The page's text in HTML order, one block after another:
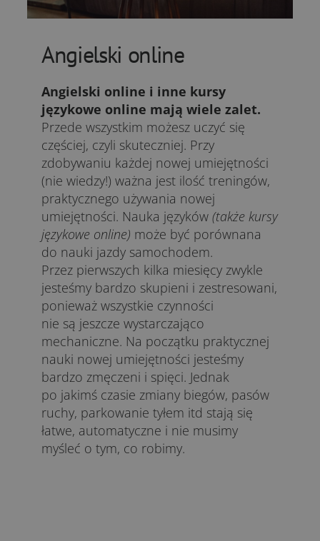
Angielski online
Angielski online i inne kursy
językowe online mają wiele zalet.
Przede wszystkim możesz uczyć się
częściej, czyli skuteczniej. Przy
zdobywaniu każdej nowej umiejętności
(nie wiedzy!) ważna jest ilość treningów,
praktycznego używania nowej
umiejętności. Nauka języków (także kursy
językowe online) może być porównana
do nauki jazdy samochodem.
Przez pierwszych kilka miesięcy zwykle
jesteśmy bardzo skupieni i zestresowani,
ponieważ wszystkie czynności
nie są jeszcze wystarczająco
mechaniczne. Na początku praktycznej
nauki nowej umiejętności jesteśmy
bardzo zmęczeni i spięci. Jednak
po jakimś czasie zmiany biegów, pasów
ruchy, parkowanie tyłem itd stają się
łatwe, automatyczne i nie musimy
myśleć o tym, co robimy.